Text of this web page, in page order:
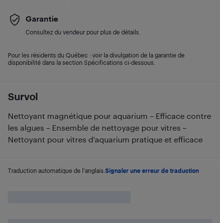
Survol
Nettoyant magnétique pour aquarium – Efficace contre
les algues – Ensemble de nettoyage pour vitres –
Nettoyant pour vitres d'aquarium pratique et efficace
Traduction automatique de l'anglais. Signaler une erreur de traduction
Garantie
Consultez du vendeur pour plus de détails.
Pour les résidents du Québec : voir la divulgation de la garantie de
disponibilité dans la section Spécifications ci-dessous.